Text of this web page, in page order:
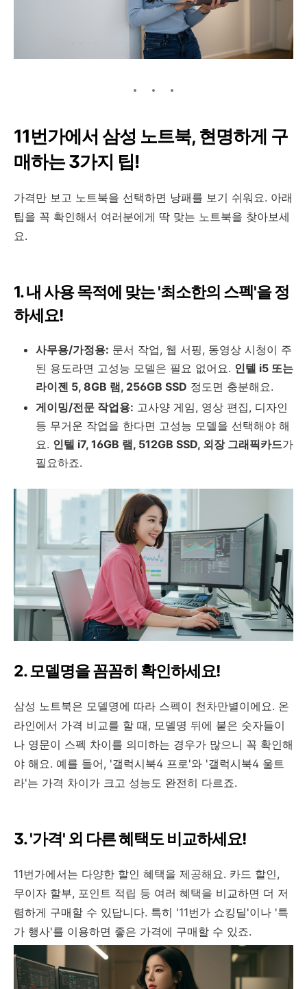
11번가에서 삼성 노트북, 현명하게 구
매하는 3가지 팁!
가격만 보고 노트북을 선택하면 낭패를 보기 쉬워요. 아래
팁을 꼭 확인해서 여러분에게 딱 맞는 노트북을 찾아보세
요.
1. 내 사용 목적에 맞는 '최소한의 스펙'을 정
하세요!
사무용/가정용: 문서 작업, 웹 서핑, 동영상 시청이 주
된 용도라면 고성능 모델은 필요 없어요. 인텔 i5 또는
라이젠 5, 8GB 램, 256GB SSD 정도면 충분해요.
게이밍/전문 작업용: 고사양 게임, 영상 편집, 디자인
등 무거운 작업을 한다면 고성능 모델을 선택해야 해
요. 인텔 i7, 16GB 램, 512GB SSD, 외장 그래픽카드가
필요하죠.
2. 모델명을 꼼꼼히 확인하세요!
삼성 노트북은 모델명에 따라 스펙이 천차만별이에요. 온
라인에서 가격 비교를 할 때, 모델명 뒤에 붙은 숫자들이
나 영문이 스펙 차이를 의미하는 경우가 많으니 꼭 확인해
야 해요. 예를 들어, '갤럭시북4 프로'와 '갤럭시북4 울트
라'는 가격 차이가 크고 성능도 완전히 다르죠.
3. '가격' 외 다른 혜택도 비교하세요!
11번가에서는 다양한 할인 혜택을 제공해요. 카드 할인,
무이자 할부, 포인트 적립 등 여러 혜택을 비교하면 더 저
렴하게 구매할 수 있답니다. 특히 '11번가 쇼킹딜'이나 '특
가 행사'를 이용하면 좋은 가격에 구매할 수 있죠.